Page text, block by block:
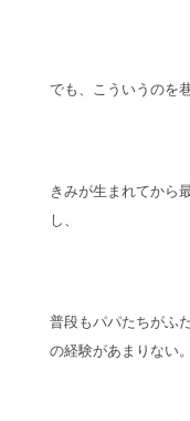
でも、こういうのを
きみが生まれてから
し、
普段もパパたちがふ
の経験があまりない。